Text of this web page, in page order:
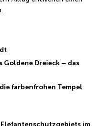
Goldene Dreieck – das
farbenfrohen Tempel
Elefantenschutzgebiets im